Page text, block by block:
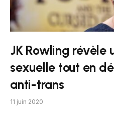
JK Rowling révèle
sexuelle tout en
anti-trans
11 juin 2020